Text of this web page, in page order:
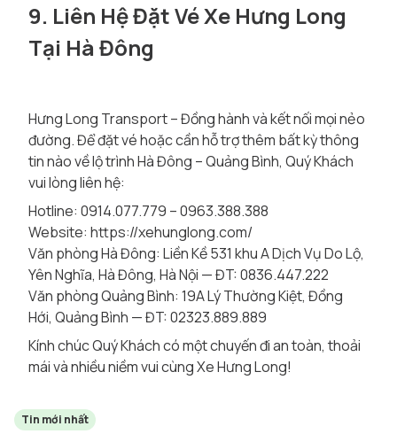
9. Liên Hệ Đặt Vé Xe Hưng Long
Tại Hà Đông
Hưng Long Transport – Đồng hành và kết nối mọi nẻo
đường. Để đặt vé hoặc cần hỗ trợ thêm bất kỳ thông
tin nào về lộ trình Hà Đông – Quảng Bình, Quý Khách
vui lòng liên hệ:
Hotline: 0914.077.779 – 0963.388.388
Website: https://xehunglong.com/
Văn phòng Hà Đông: Liền Kề 531 khu A Dịch Vụ Do Lộ,
Yên Nghĩa, Hà Đông, Hà Nội — ĐT: 0836.447.222
Văn phòng Quảng Bình: 19A Lý Thường Kiệt, Đồng
Hới, Quảng Bình — ĐT: 02323.889.889
Kính chúc Quý Khách có một chuyến đi an toàn, thoải
mái và nhiều niềm vui cùng Xe Hưng Long!
Tin mới nhất